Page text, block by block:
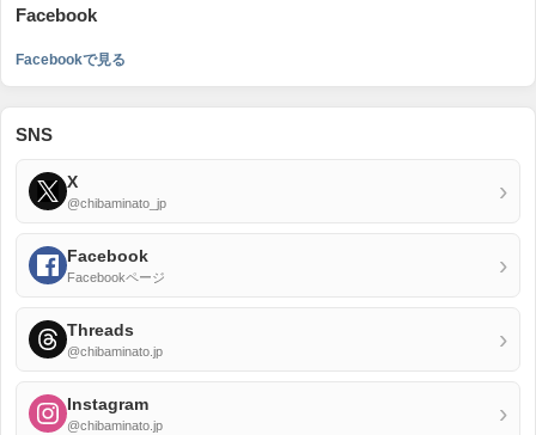
Facebook
Facebookで見る
SNS
X
@chibaminato_jp ›
Facebook
Facebookページ ›
Threads
@chibaminato.jp ›
Instagram
@chibaminato.jp ›